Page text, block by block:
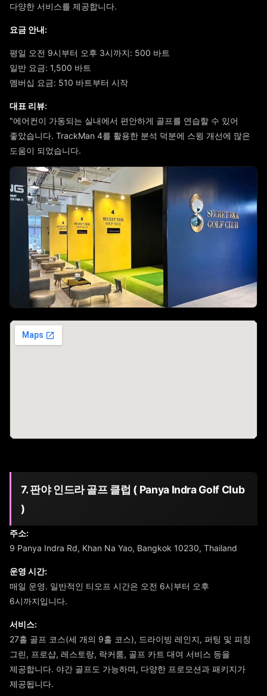
다양한 서비스를 제공합니다.
요금 안내:
평일 오전 9시부터 오후 3시까지: 500 바트
일반 요금: 1,500 바트
멤버십 요금: 510 바트부터 시작
대표 리뷰:
"에어컨이 가동되는 실내에서 편안하게 골프를 연습할 수 있어
좋았습니다. TrackMan 4를 활용한 분석 덕분에 스윙 개선에 많은
도움이 되었습니다.
7. 판야 인드라 골프 클럽 ( Panya Indra Golf Club
)
주소:
9 Panya Indra Rd, Khan Na Yao, Bangkok 10230, Thailand
운영 시간:
매일 운영. 일반적인 티오프 시간은 오전 6시부터 오후
6시까지입니다.
서비스:
27홀 골프 코스(세 개의 9홀 코스), 드라이빙 레인지, 퍼팅 및 피칭
그린, 프로샵, 레스토랑, 락커룸, 골프 카트 대여 서비스 등을
제공합니다. 야간 골프도 가능하며, 다양한 프로모션과 패키지가
제공됩니다.